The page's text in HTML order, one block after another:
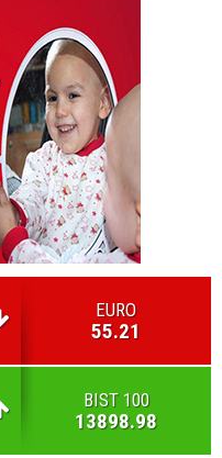
EURO
55.21
BIST 100
13898.98